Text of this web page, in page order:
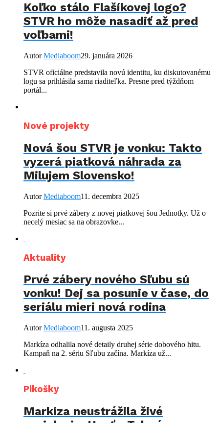
Koľko stálo Flašíkovej logo?
STVR ho môže nasadiť až pred
voľbami!
AutorMediaboom29. januára 2026
STVR oficiálne predstavila novú identitu, ku diskutovanému
logu sa prihlásila sama riaditeľka. Presne pred týždňom
portál...
Nové projekty
Nová šou STVR je vonku: Takto
vyzerá piatková náhrada za
Milujem Slovensko!
AutorMediaboom11. decembra 2025
Pozrite si prvé zábery z novej piatkovej šou Jednotky. Už o
necelý mesiac sa na obrazovke...
Aktuality
Prvé zábery nového Sľubu sú
vonku! Dej sa posunie v čase, do
seriálu mieri nová rodina
AutorMediaboom11. augusta 2025
Markíza odhalila nové detaily druhej série dobového hitu.
Kampaň na 2. sériu Sľubu začína. Markíza už...
Pikošky
Markíza neustrážila živé